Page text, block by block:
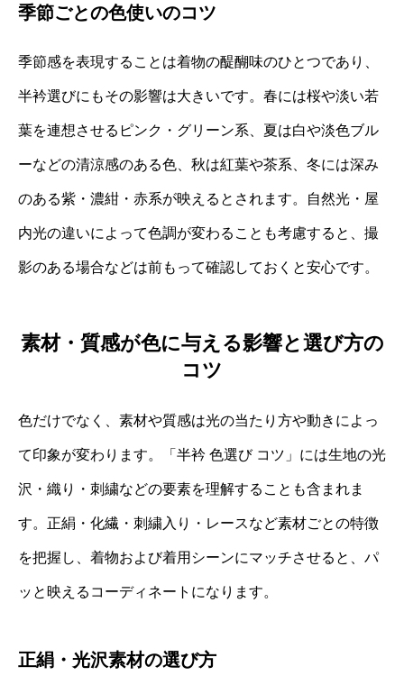
季節ごとの色使いのコツ
季節感を表現することは着物の醍醐味のひとつであり、
半衿選びにもその影響は大きいです。春には桜や淡い若
葉を連想させるピンク・グリーン系、夏は白や淡色ブル
ーなどの清涼感のある色、秋は紅葉や茶系、冬には深み
のある紫・濃紺・赤系が映えるとされます。自然光・屋
内光の違いによって色調が変わることも考慮すると、撮
影のある場合などは前もって確認しておくと安心です。
素材・質感が色に与える影響と選び方の
コツ
色だけでなく、素材や質感は光の当たり方や動きによっ
て印象が変わります。「半衿 色選び コツ」には生地の光
沢・織り・刺繍などの要素を理解することも含まれま
す。正絹・化繊・刺繍入り・レースなど素材ごとの特徴
を把握し、着物および着用シーンにマッチさせると、パ
ッと映えるコーディネートになります。
正絹・光沢素材の選び方